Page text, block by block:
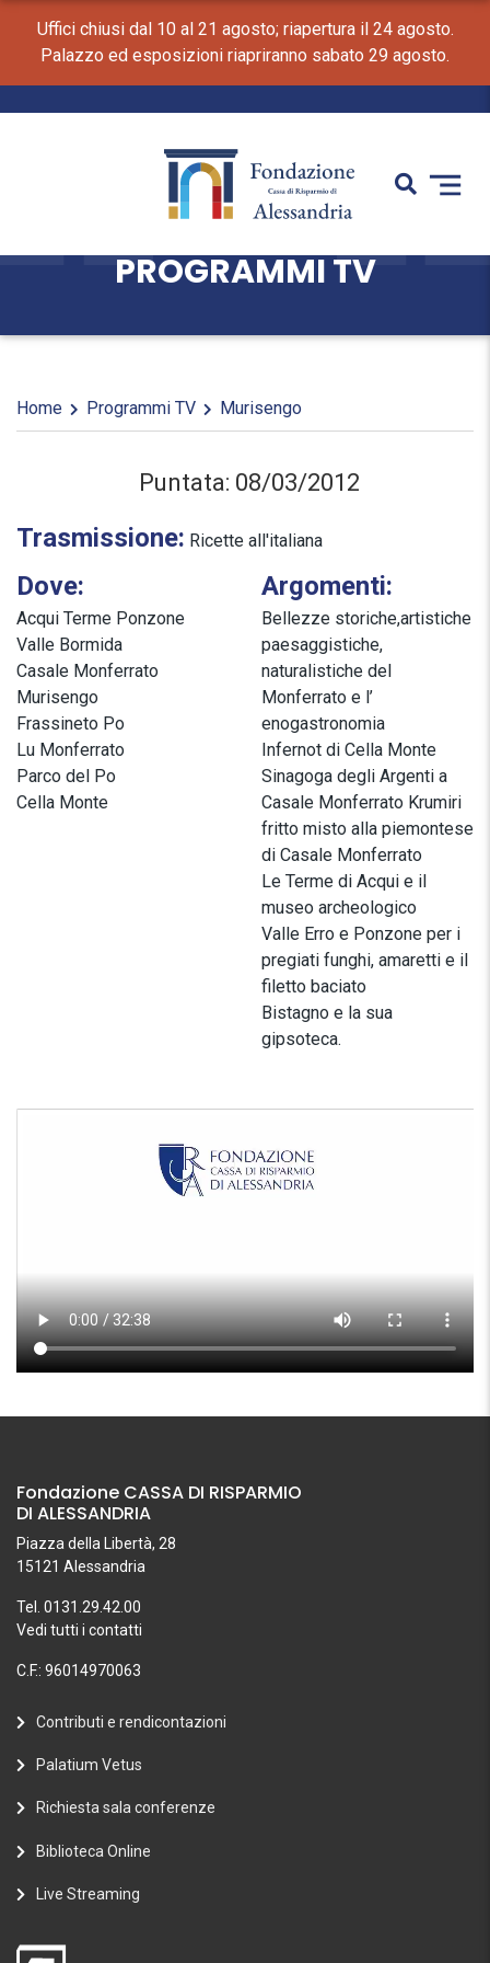
Uffici chiusi dal 10 al 21 agosto; riapertura il 24 agosto.
Palazzo ed esposizioni riapriranno sabato 29 agosto.
PROGRAMMI TV
Home Programmi TV Murisengo
Puntata: 08/03/2012
Trasmissione: Ricette all'italiana
Dove:
Acqui Terme Ponzone
Valle Bormida
Casale Monferrato
Murisengo
Frassineto Po
Lu Monferrato
Parco del Po
Cella Monte
Argomenti:
Bellezze storiche,artistiche
paesaggistiche,
naturalistiche del
Monferrato e l’
enogastronomia
Infernot di Cella Monte
Sinagoga degli Argenti a
Casale Monferrato Krumiri
fritto misto alla piemontese
di Casale Monferrato
Le Terme di Acqui e il
museo archeologico
Valle Erro e Ponzone per i
pregiati funghi, amaretti e il
filetto baciato
Bistagno e la sua
gipsoteca.
Fondazione CASSA DI RISPARMIO
DI ALESSANDRIA
Piazza della Libertà, 28
15121 Alessandria
Tel. 0131.29.42.00
Vedi tutti i contatti
C.F.: 96014970063
Contributi e rendicontazioni
Palatium Vetus
Richiesta sala conferenze
Biblioteca Online
Live Streaming